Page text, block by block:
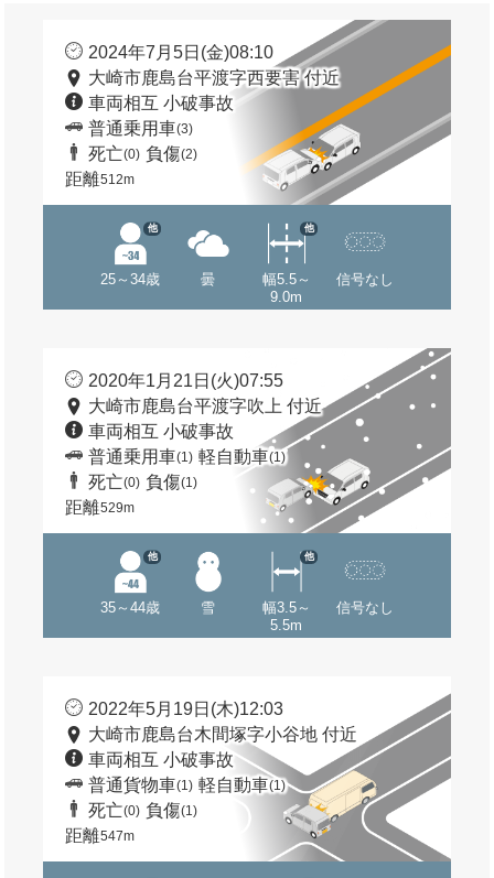
2024年7月5日(金)08:10
大崎市鹿島台平渡字西要害 付近
車両相互 小破事故
普通乗用車(3)
死亡(0) 負傷(2)
距離512m
25～34歳
他
曇
幅5.5～
9.0m
他
信号なし
2020年1月21日(火)07:55
大崎市鹿島台平渡字吹上 付近
車両相互 小破事故
普通乗用車(1) 軽自動車(1)
死亡(0) 負傷(1)
距離529m
35～44歳
他
雪
幅3.5～
5.5m
他
信号なし
2022年5月19日(木)12:03
大崎市鹿島台木間塚字小谷地 付近
車両相互 小破事故
普通貨物車(1) 軽自動車(1)
死亡(0) 負傷(1)
距離547m